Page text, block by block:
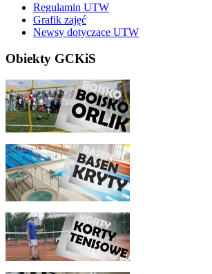
Regulamin UTW
Grafik zajęć
Newsy dotyczące UTW
Obiekty GCKiS